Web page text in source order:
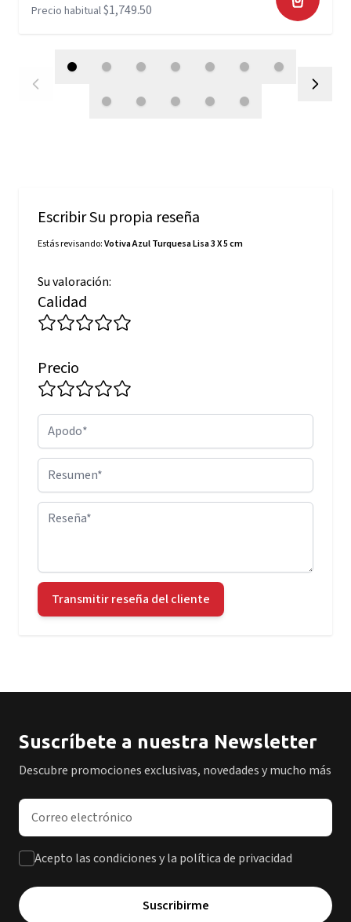
Precio habitual$1,749.50
Escribir Su propia reseña
Estás revisando:Votiva Azul Turquesa Lisa 3 X 5 cm
Su valoración:
Calidad
Precio
Apodo
Resumen
Reseña
Transmitir reseña del cliente
Suscríbete a nuestra Newsletter
Descubre promociones exclusivas, novedades y mucho más
Dirección de correo electrónico
Acepto las condiciones y la política de privacidad
Suscribirme